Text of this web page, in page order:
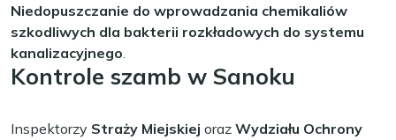
Niedopuszczanie do wprowadzania chemikaliów
szkodliwych dla bakterii rozkładowych do systemu
kanalizacyjnego.
Kontrole szamb w Sanoku
Inspektorzy Straży Miejskiej oraz Wydziału Ochrony